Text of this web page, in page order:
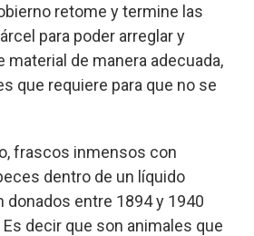
retome y termine las
para poder arreglar y
material de manera adecuada,
que requiere para que no se
frascos inmensos con
dentro de un líquido
donados entre 1894 y 1940
decir que son animales que